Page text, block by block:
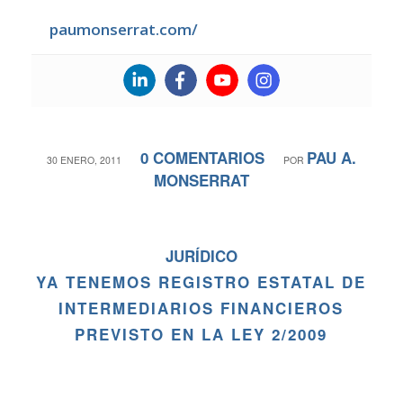
paumonserrat.com/
30 ENERO, 2011
/ 0 COMENTARIOS
/ POR PAU A.
MONSERRAT
JURÍDICO
YA TENEMOS REGISTRO ESTATAL DE
INTERMEDIARIOS FINANCIEROS
PREVISTO EN LA LEY 2/2009